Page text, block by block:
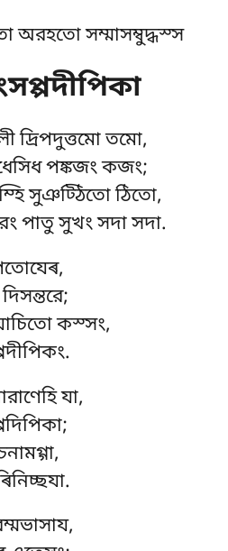
সম্মাসম্বুদ্ধস্স
দ্ৰিপদুত্তমো তমো,
পঙ্কজং কজং;
সুঞট্ঠিতো ঠিতো,
পাতু সুখং সদা সদা.
কস্সং,
যা,